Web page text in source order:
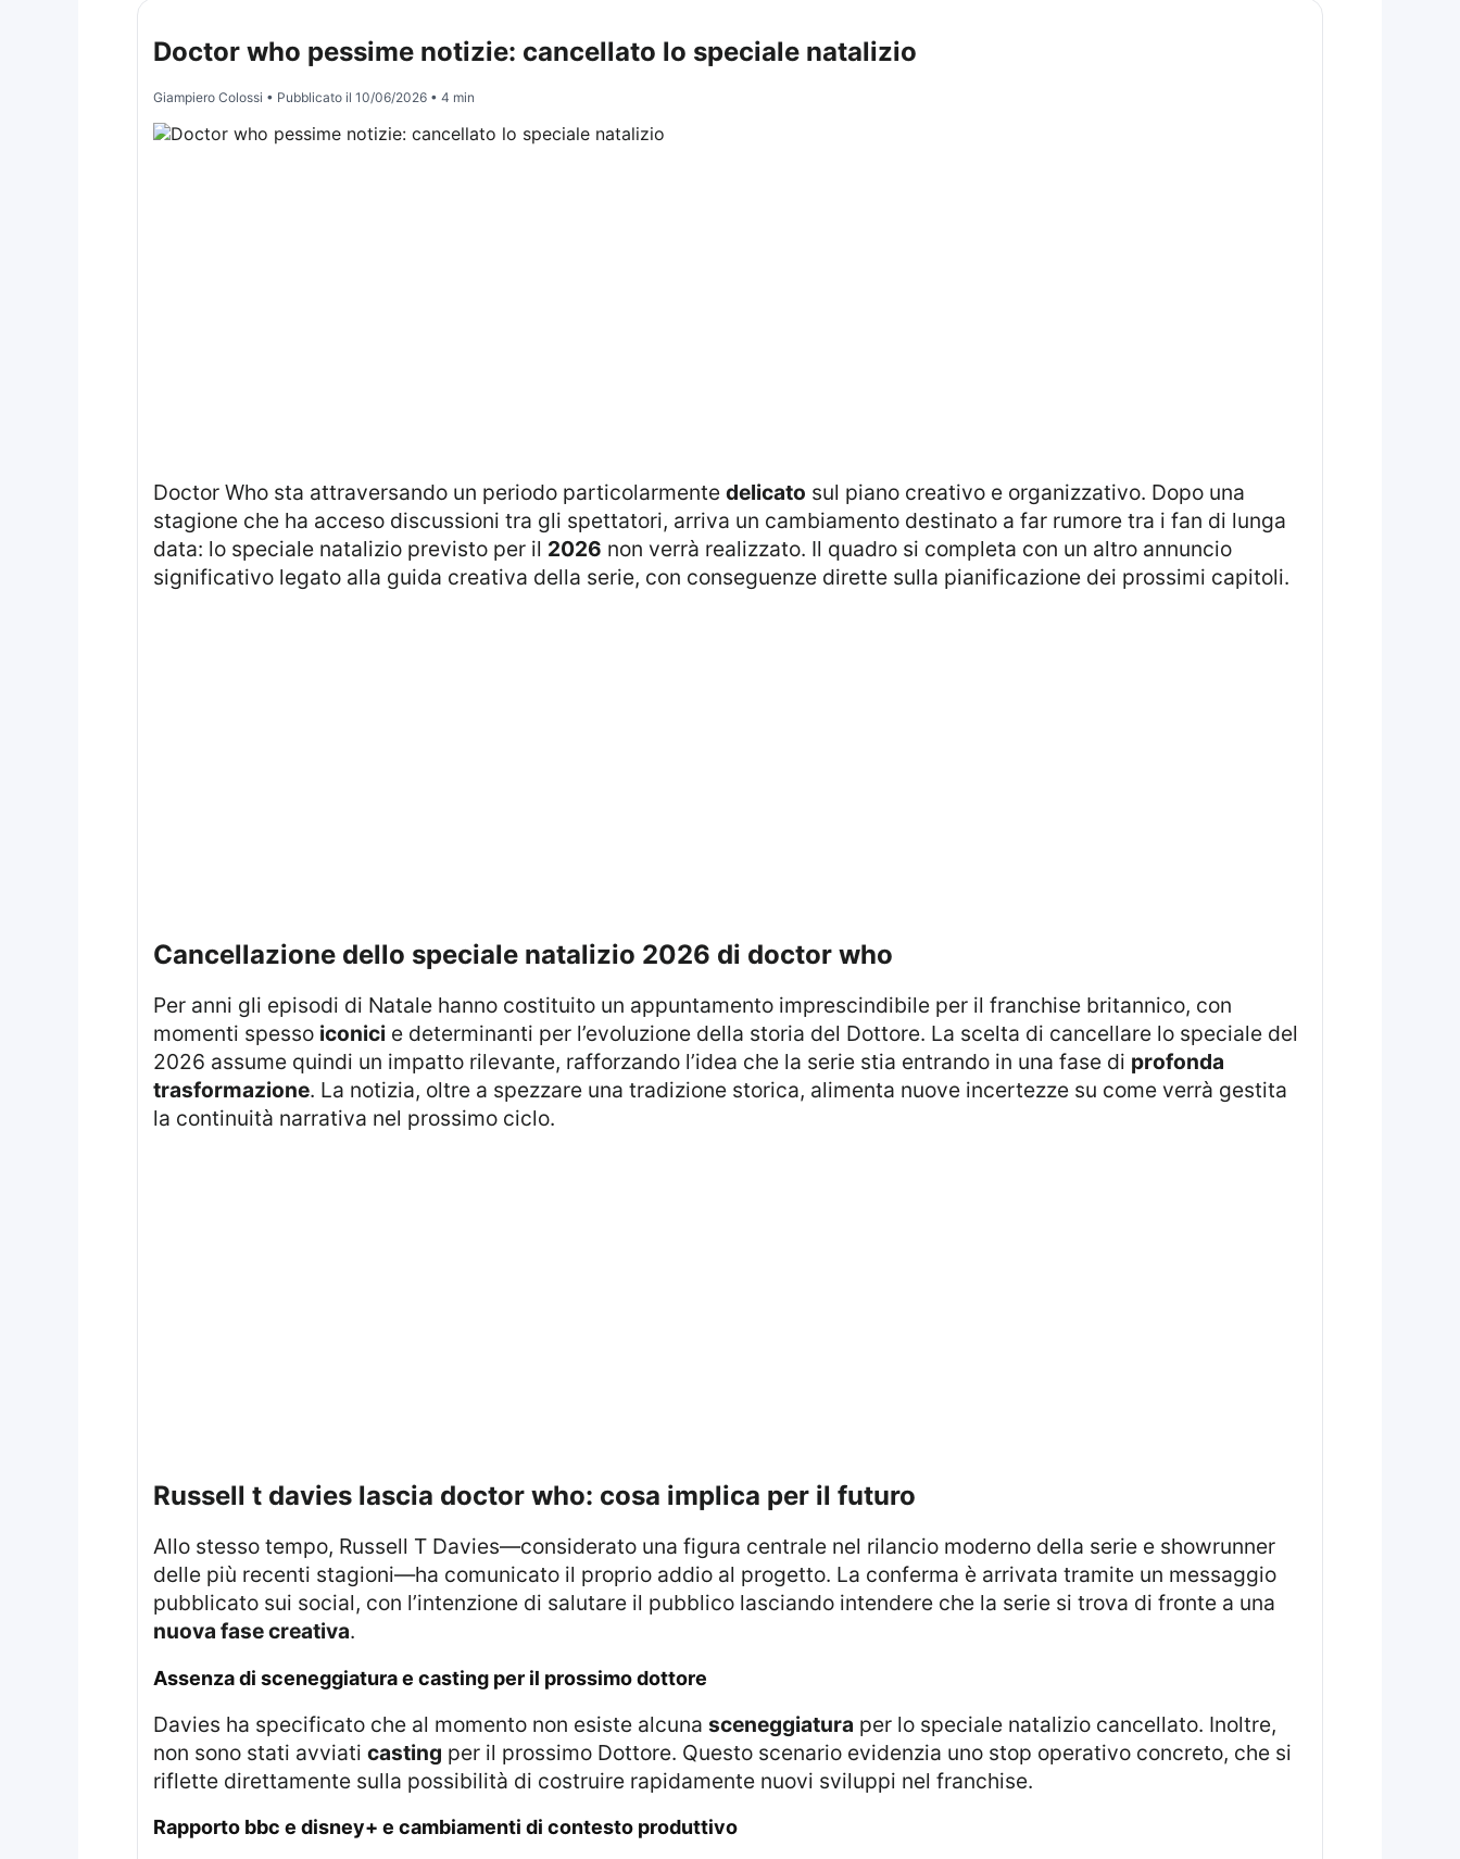
Doctor who pessime notizie: cancellato lo speciale natalizio
Giampiero Colossi • Pubblicato il 10/06/2026• 4 min
Doctor Who sta attraversando un periodo particolarmente delicato sul piano creativo e organizzativo. Dopo una
stagione che ha acceso discussioni tra gli spettatori, arriva un cambiamento destinato a far rumore tra i fan di lunga
data: lo speciale natalizio previsto per il 2026 non verrà realizzato. Il quadro si completa con un altro annuncio
significativo legato alla guida creativa della serie, con conseguenze dirette sulla pianificazione dei prossimi capitoli.
cancellazione dello speciale natalizio 2026 di doctor who
Per anni gli episodi di Natale hanno costituito un appuntamento imprescindibile per il franchise britannico, con
momenti spesso iconici e determinanti per l’evoluzione della storia del Dottore. La scelta di cancellare lo speciale del
2026 assume quindi un impatto rilevante, rafforzando l’idea che la serie stia entrando in una fase di profonda
trasformazione. La notizia, oltre a spezzare una tradizione storica, alimenta nuove incertezze su come verrà gestita
la continuità narrativa nel prossimo ciclo.
russell t davies lascia doctor who: cosa implica per il futuro
Allo stesso tempo, Russell T Davies—considerato una figura centrale nel rilancio moderno della serie e showrunner
delle più recenti stagioni—ha comunicato il proprio addio al progetto. La conferma è arrivata tramite un messaggio
pubblicato sui social, con l’intenzione di salutare il pubblico lasciando intendere che la serie si trova di fronte a una
nuova fase creativa.
assenza di sceneggiatura e casting per il prossimo dottore
Davies ha specificato che al momento non esiste alcuna sceneggiatura per lo speciale natalizio cancellato. Inoltre,
non sono stati avviati casting per il prossimo Dottore. Questo scenario evidenzia uno stop operativo concreto, che si
riflette direttamente sulla possibilità di costruire rapidamente nuovi sviluppi nel franchise.
rapporto bbc e disney+ e cambiamenti di contesto produttivo